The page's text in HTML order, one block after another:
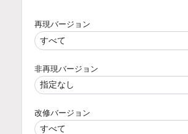
再現バージョン
非再現バージョン
改修バージョン